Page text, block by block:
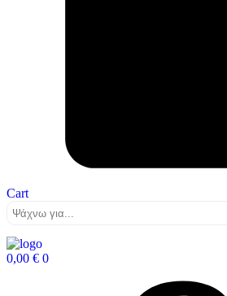
Cart
0,00 € 0